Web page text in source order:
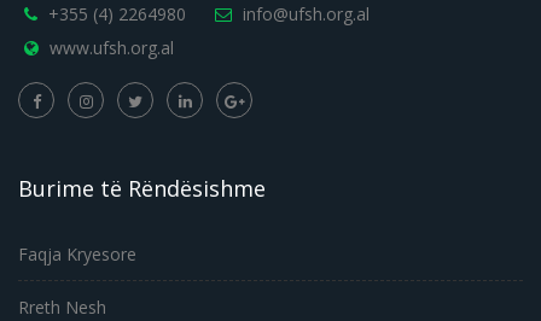
+355 (4) 2264980
info@ufsh.org.al
www.ufsh.org.al
Burime të Rëndësishme
Faqja Kryesore
Rreth Nesh